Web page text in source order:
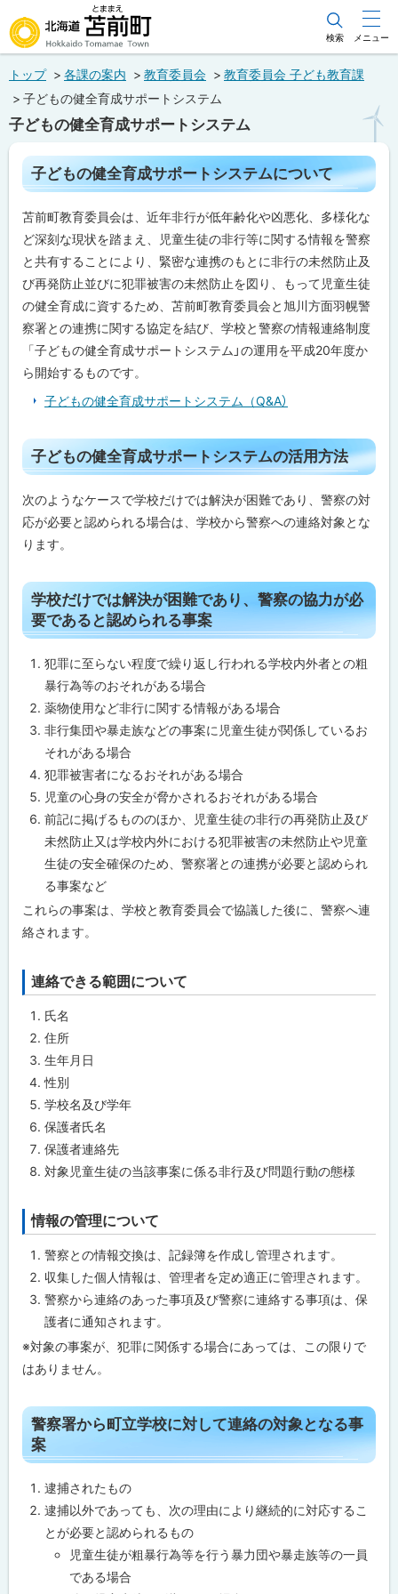
文
メ
北海道苫前町
Hokkaido Tomamae Town
検索 メニュー
トップ 各課の案内 教育委員会
教育委員会 子ども教育課
子どもの健全育成サポートシステム
子どもの健全育成サポートシステム
ペ
ー
ジ
内
目
次
子
も
の
健
全
育
サ
ー
ス
テ
ム
つ
い
て
ど
も
の
健
全
成
ー
ト
シ
テ
ム
の
用
校
だ
け
解
決
困
難
で
あ
り
、
警
の
協
が
で
あ
と
認
ら
事
察
署
か
ら
町
立
学
校
子どもの健全育成サポートシステムについて
苫前町教育委員会は、近年非行が低年齢化や凶悪化、多様化な
ど深刻な現状を踏まえ、児童生徒の非行等に関する情報を警察
と共有することにより、緊密な連携のもとに非行の未然防止及
び再発防止並びに犯罪被害の未然防止を図り、もって児童生徒
の健全育成に資するため、苫前町教育委員会と旭川方面羽幌警
察署との連携に関する協定を結び、学校と警察の情報連絡制度
「子どもの健全育成サポートシステム」の運用を平成20年度か
ら開始するものです。
子どもの健全育成サポートシステム（Q&A）
ト
ッ
プ
に
戻
子どもの健全育成サポートシステムの活用方法
次のようなケースで学校だけでは解決が困難であり、警察の対
応が必要と認められる場合は、学校から警察への連絡対象とな
ります。
ト
ッ
プ
に
る
学校だけでは解決が困難であり、警察の協力が必
要であると認められる事案
犯罪に至らない程度で繰り返し行われる学校内外者との粗
暴行為等のおそれがある場合
薬物使用など非行に関する情報がある場合
非行集団や暴走族などの事案に児童生徒が関係しているお
それがある場合
犯罪被害者になるおそれがある場合
児童の心身の安全が脅かされるおそれがある場合
前記に掲げるもののほか、児童生徒の非行の再発防止及び
未然防止又は学校内外における犯罪被害の未然防止や児童
生徒の安全確保のため、警察署との連携が必要と認められ
る事案など
これらの事案は、学校と教育委員会で協議した後に、警察へ連
絡されます。
ト
プ
に
戻
る
連絡できる範囲について
氏名
住所
生年月日
性別
学校名及び学年
保護者氏名
保護者連絡先
対象児童生徒の当該事案に係る非行及び問題行動の態様
ト
プ
に
戻
情報の管理について
警察との情報交換は、記録簿を作成し管理されます。
収集した個人情報は、管理者を定め適正に管理されます。
警察から連絡のあった事項及び警察に連絡する事項は、保
護者に通知されます。
※対象の事案が、犯罪に関係する場合にあっては、この限りで
はありません。
ト
ッ
プ
に
戻
警察署から町立学校に対して連絡の対象となる事
案
逮捕されたもの
逮捕以外であっても、次の理由により継続的に対応するこ
とが必要と認められるもの
児童生徒が粗暴行為等を行う暴力団や暴走族等の一員
である場合